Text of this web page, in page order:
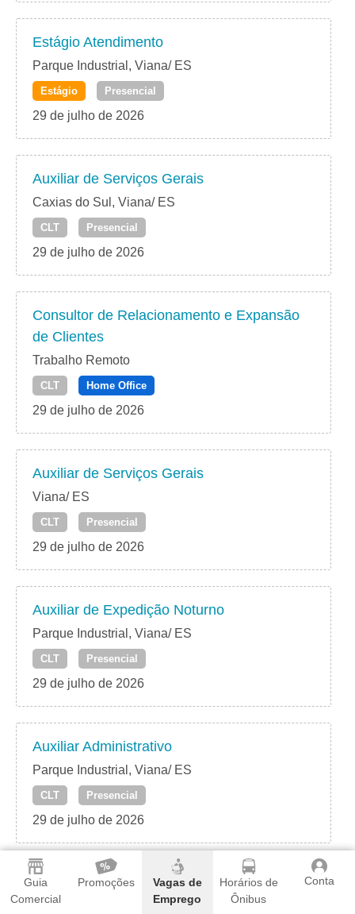
Guia
Comercial
Promoções
Vagas de
Emprego
Horários de
Ônibus
Conta
Estágio Atendimento
Parque Industrial, Viana/ ES
Estágio Presencial
29 de julho de 2026
Auxiliar de Serviços Gerais
Caxias do Sul, Viana/ ES
CLT Presencial
29 de julho de 2026
Consultor de Relacionamento e Expansão
de Clientes
Trabalho Remoto
CLT Home Office
29 de julho de 2026
Auxiliar de Serviços Gerais
Viana/ ES
CLT Presencial
29 de julho de 2026
Auxiliar de Expedição Noturno
Parque Industrial, Viana/ ES
CLT Presencial
29 de julho de 2026
Auxiliar Administrativo
Parque Industrial, Viana/ ES
CLT Presencial
29 de julho de 2026
Auxiliar de Serviços Gerais
Caxias do Sul, Viana/ ES